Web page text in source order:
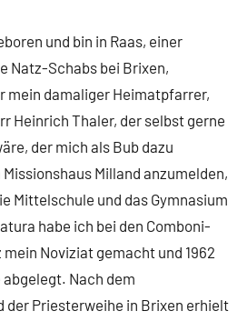
und bin in Raas, einer
Natz-Schabs bei Brixen,
mein damaliger Heimatpfarrer,
Heinrich Thaler, der selbst gerne
der mich als Bub dazu
Milland anzumelden,
Mittelschule und das Gymnasium
habe ich bei den Comboni-
Noviziat gemacht und 1962
Nach dem
der Priesterweihe in Brixen erhielt